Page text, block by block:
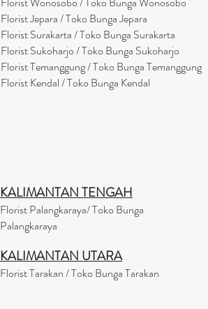
Florist Jepara / Toko Bunga Jepara
Florist Surakarta / Toko Bunga Surakarta
Florist Sukoharjo / Toko Bunga Sukoharjo
Florist Temanggung / Toko Bunga Temanggung
Florist Kendal / Toko Bunga Kendal
KALIMANTAN TENGAH
Florist Palangkaraya/ Toko Bunga
Palangkaraya
KALIMANTAN UTARA
Florist Tarakan / Toko Bunga Tarakan